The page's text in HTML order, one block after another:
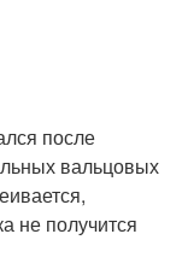
после
вальцовых
не получится